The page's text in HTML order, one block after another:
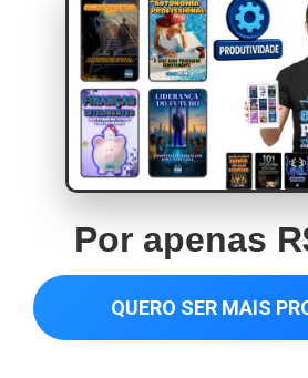
Por apenas
QUERO SER MAIS